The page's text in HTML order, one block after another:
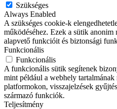
Szükséges
Always Enabled
A szükséges cookie-k
működéséhez. Ezek a sütik
alapvető funkcióit és biztonsági
Funkcionális
Funkcionális
A funkcionális sütik segítenek
mint például a webhely tartalmának
platformokon, visszajelzések
származó funkciók.
Teljesítmény